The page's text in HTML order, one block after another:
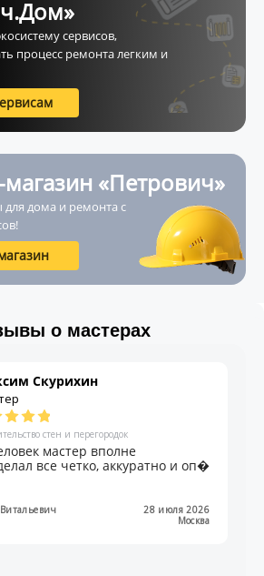
сервисов,
процесс ремонта легким и
«Петрович»
для дома и ремонта с
о мастерах
Евсеев
ковролин, линолеум
назначали день. Всё
чисто. Спасибо. ...
22 июня 2026
Москва